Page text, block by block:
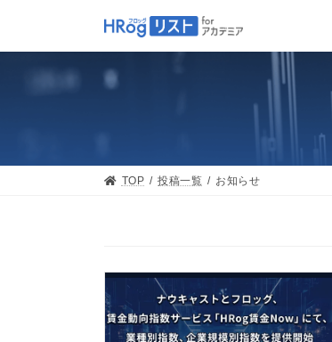
TOP 投稿一覧 お知らせ